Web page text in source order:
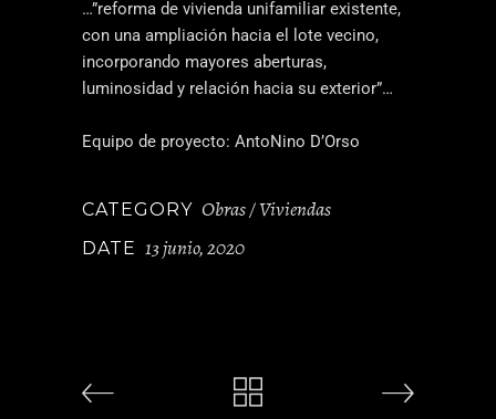
…”reforma de vivienda unifamiliar existente,
con una ampliación hacia el lote vecino,
incorporando mayores aberturas,
luminosidad y relación hacia su exterior”…
Equipo de proyecto: AntoNino D’Orso
CATEGORY Obras / Viviendas
DATE 13 junio, 2020